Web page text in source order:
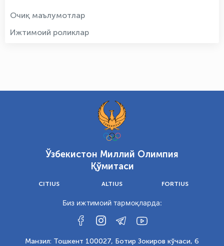
Очиқ маълумотлар
Ижтимоий роликлар
Ўзбекистон Миллий Олимпия
Қўмитаси
CITIUS ALTIUS FORTIUS
Биз ижтимоий тармоқларда:
Манзил: Тошкент 100027, Ботир Зокиров кўчаси, 6